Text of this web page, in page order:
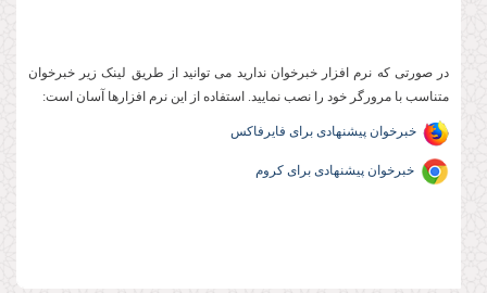
در صورتی که نرم افزار خبرخوان ندارید می توانید از طریق لینک زیر خبرخوان
متناسب با مرورگر خود را نصب نمایید. استفاده از این نرم افزارها آسان است:
خبرخوان پیشنهادی برای فایرفاکس
خبرخوان پیشنهادی برای کروم